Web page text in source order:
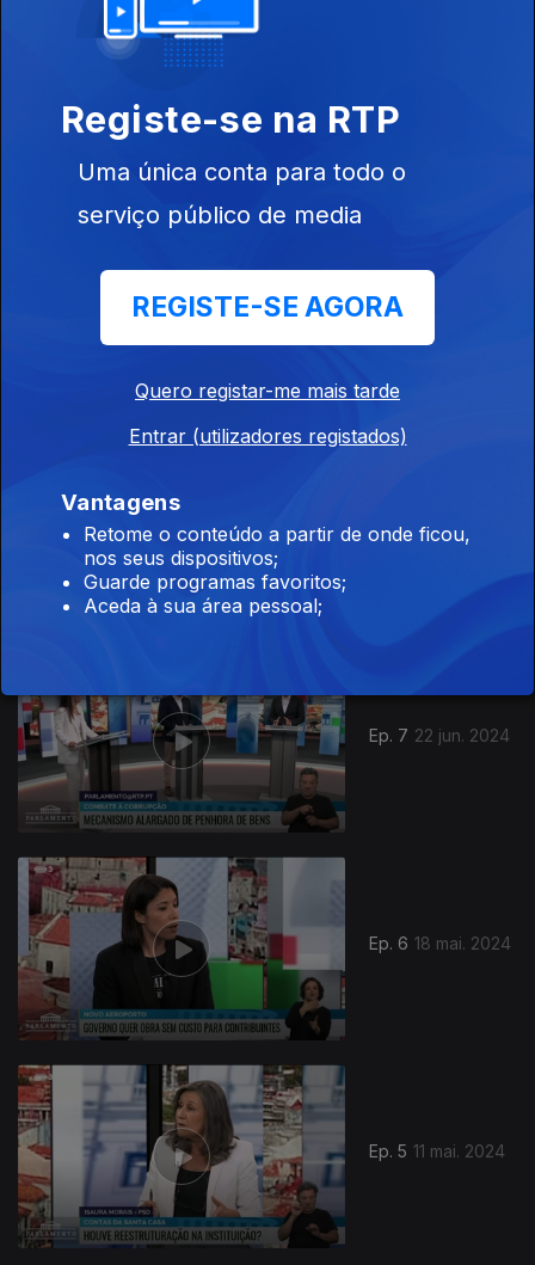
Ep. 10
Ep. 9
Ep. 8 29 jun. 2024
Ep. 7 22 jun. 2024
Ep. 6 18 mai. 2024
Ep. 5 11 mai. 2024
Registe-se na RTP
Uma única conta para todo o
serviço público de media
REGISTE-SE AGORA
Quero registar-me mais tarde
Entrar (utilizadores registados)
Vantagens
Retome o conteúdo a partir de onde ficou,
nos seus dispositivos;
Guarde programas favoritos;
Aceda à sua área pessoal;